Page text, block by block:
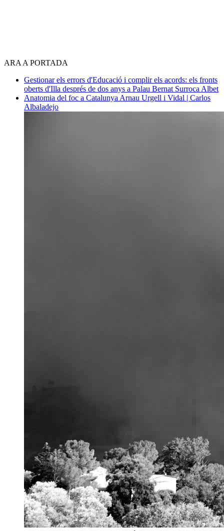
ARA A PORTADA
Gestionar els errors d'Educació i complir els acords: els fronts
oberts d'Illa després de dos anys a Palau Bernat Surroca Albet
Anatomia del foc a Catalunya Arnau Urgell i Vidal | Carlos
Albaladejo